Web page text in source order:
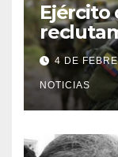
Ejército
viernes
4 DE
NOTICIAS